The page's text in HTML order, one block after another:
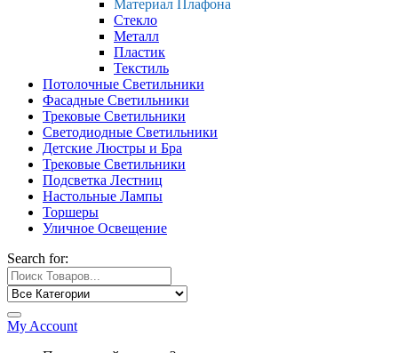
Материал Плафона
Стекло
Металл
Пластик
Текстиль
Потолочные Светильники
Фасадные Светильники
Трековые Светильники
Светодиодные Светильники
Детские Люстры и Бра
Трековые Светильники
Подсветка Лестниц
Настольные Лампы
Торшеры
Уличное Освещение
Search for:
My Account